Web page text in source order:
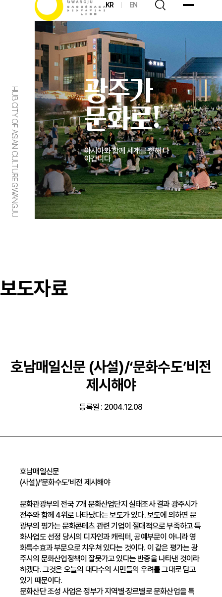
KR EN
HUB CITY OF ASIAN CULTURE GWANGJU
광주가
문화로!
아시아와 함께 세계를 향해 나
아갑니다
보도자료
호남매일신문 (사설)/‘문화수도’비전
제시해야
등록일 : 2004.12.08
호남매일신문
(사설)/‘문화수도’비전 제시해야
문화관광부의 전국 7개 문화산업단지 실태조사 결과 광주시가
전주와 함께 4위로 나타났다는 보도가 있다. 보도에 의하면 문
광부의 평가는 문화콘테츠 관련 기업이 절대적으로 부족하고 특
화사업도 선정 당시의 디자인과 캐릭터, 공예부문이 아니라 영
화특수효과 부문으로 치우쳐 있다는 것이다. 이 같은 평가는 광
주시의 문화산업정책이 잘못가고 있다는 반증을 나타낸 것이라
하겠다. 그것은 오늘의 대다수의 시민들의 우려를 그대로 담고
있기 때문이다.
문화산단 조성 사업은 정부가 지역별·장르별로 문화산업을 특